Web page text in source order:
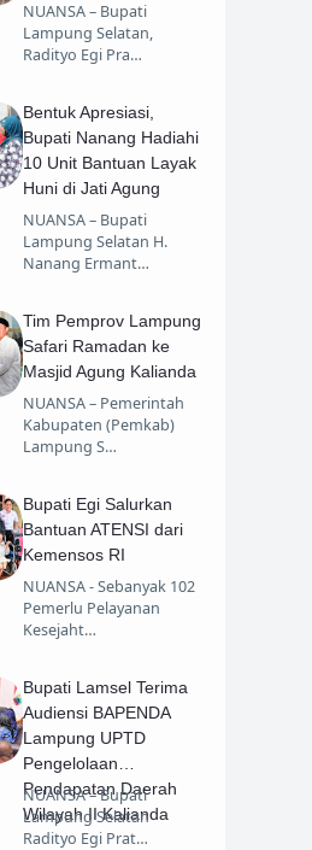
NUANSA – Bupati
Lampung Selatan,
Radityo Egi Pra…
Bentuk Apresiasi,
Bupati Nanang Hadiahi
10 Unit Bantuan Layak
Huni di Jati Agung
NUANSA – Bupati
Lampung Selatan H.
Nanang Ermant…
Tim Pemprov Lampung
Safari Ramadan ke
Masjid Agung Kalianda
NUANSA – Pemerintah
Kabupaten (Pemkab)
Lampung S…
Bupati Egi Salurkan
Bantuan ATENSI dari
Kemensos RI
NUANSA - Sebanyak 102
Pemerlu Pelayanan
Kesejaht…
Bupati Lamsel Terima
Audiensi BAPENDA
Lampung UPTD
Pengelolaan
Pendapatan Daerah
Wilayah II Kalianda
NUANSA – Bupati
Lampung Selatan
Radityo Egi Prat…